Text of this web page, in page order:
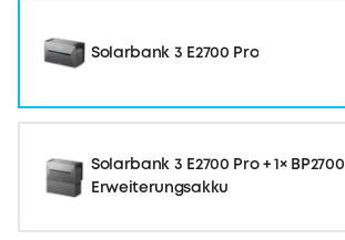
Solarbank 3 E2700 Pro
Solarbank 3 E2700 Pro + 1× BP2700
Erweiterungsakku